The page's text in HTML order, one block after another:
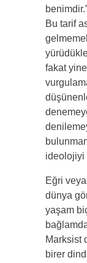
Bu tarif
fakat
ideolojiyi
Eğri
dünya
yaşam
Marksist
birer